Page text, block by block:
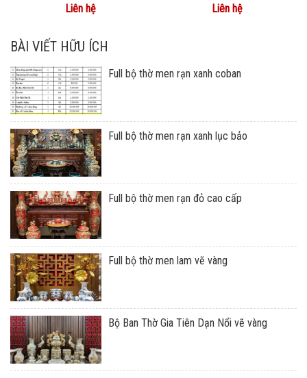
Liên hệ Liên hệ
BÀI VIẾT HỮU ÍCH
Full bộ thờ men rạn xanh coban
Full bộ thờ men rạn xanh lục bảo
Full bộ thờ men rạn đỏ cao cấp
Full bộ thờ men lam vẽ vàng
Bộ Ban Thờ Gia Tiên Dạn Nổi vẽ vàng